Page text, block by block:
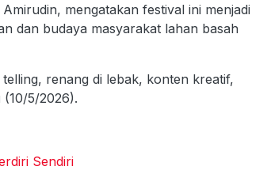
mengatakan festival ini menjadi
dan budaya masyarakat lahan basah
renang di lebak, konten kreatif,
5/2026).
Sendiri